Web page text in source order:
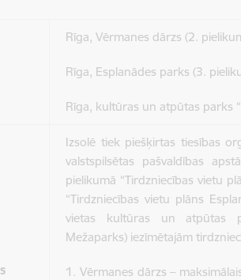
Rīga, Vērmanes dārzs (2.
Rīga, Esplanādes parks (3.
Rīga, kultūras un atpūtas parks
Izsolē tiek piešķirtas tiesības
valstspilsētas pašvaldības
pielikumā “Tirdzniecības vietu
“Tirdzniecības vietu plāns
vietas kultūras un atpūtas
Mežaparks) iezīmētajām
1. Vērmanes dārzs –